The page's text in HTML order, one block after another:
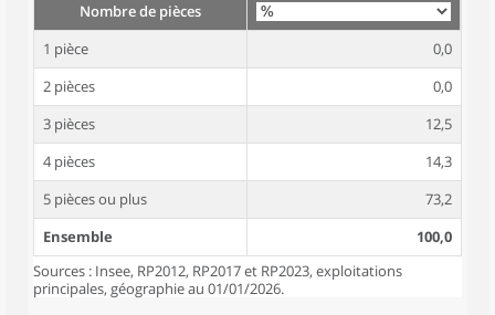
Nombre de pièces
1 pièce
0,0
2 pièces
0,0
3 pièces
12,5
4 pièces
14,3
5 pièces ou plus
73,2
Ensemble
100,0
Sources : Insee, RP2012, RP2017 et RP2023, exploitations
principales, géographie au 01/01/2026.